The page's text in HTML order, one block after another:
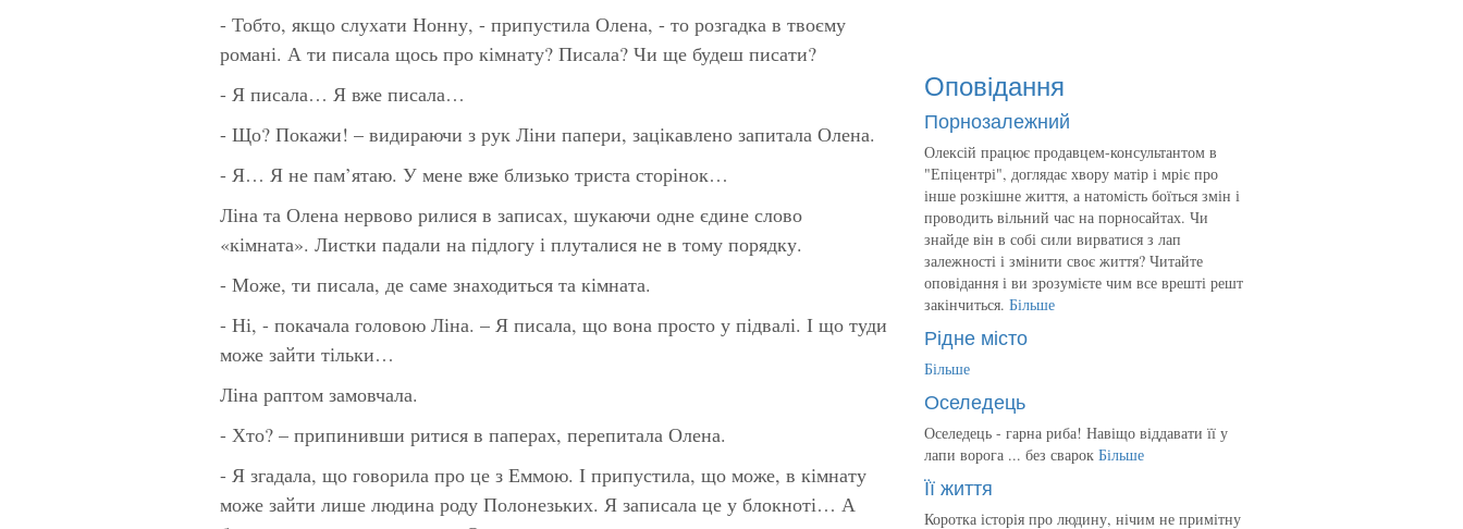
- Тобто, якщо слухати Нонну, - припустила Олена, - то розгадка в твоєму
романі. А ти писала щось про кімнату? Писала? Чи ще будеш писати?
- Я писала… Я вже писала…
- Що? Покажи! – видираючи з рук Ліни папери, зацікавлено запитала Олена.
- Я… Я не пам’ятаю. У мене вже близько триста сторінок…
Ліна та Олена нервово рилися в записах, шукаючи одне єдине слово
«кімната». Листки падали на підлогу і плуталися не в тому порядку.
- Може, ти писала, де саме знаходиться та кімната.
- Ні, - покачала головою Ліна. – Я писала, що вона просто у підвалі. І що туди
може зайти тільки…
Ліна раптом замовчала.
- Хто? – припинивши ритися в паперах, перепитала Олена.
- Я згадала, що говорила про це з Еммою. І припустила, що може, в кімнату
може зайти лише людина роду Полонезьких. Я записала це у блокноті… А
Оповідання
Порнозалежний
Олексій працює продавцем-консультантом в
"Епіцентрі", доглядає хвору матір і мріє про
інше розкішне життя, а натомість боїться змін і
проводить вільний час на порносайтах. Чи
знайде він в собі сили вирватися з лап
залежності і змінити своє життя? Читайте
оповідання і ви зрозумієте чим все врешті решт
закінчиться. Більше
Рідне місто
Більше
Оселедець
Оселедець - гарна риба! Навіщо віддавати її у
лапи ворога ... без сварок Більше
Її життя
Коротка історія про людину, нічим не примітну